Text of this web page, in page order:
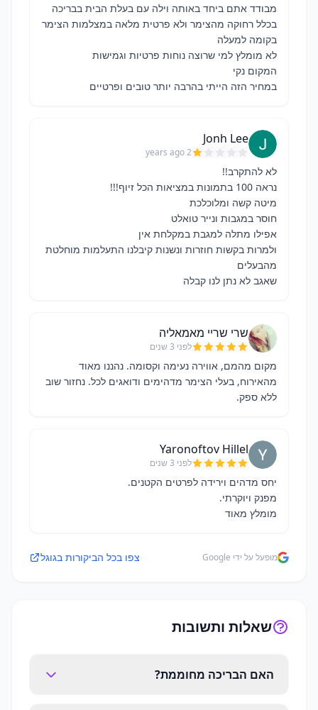
מבודד אתם ביחד באותה וילה עם בעלת הבית בבריכה
בכלל רחוקה מהצימר ולא פרטית מלאה במצלמות הצימר
במחיר הזה הייתי בהרבה יותר טובים ופרטיים
Jonh Lee
2 years ago
ולמרות בקשות חוזרות ונשנות קיבלנו התעלמות מוחלטת
שאגב לא נתן לנו קבלה
שרי שריי מאמאליה
לפני 3 שנים
מקום מהמם, אווירה נעימה וקסומה. נהננו מאוד
מהאירוח, בעלי הצימר מדהימים ודואגים לכל. נחזור שוב
ללא ספק.
Yaronoftov Hillel
לפני 3 שנים
מומלץ מאוד
מופעל על ידי Google צפו בכל הביקורות בגוגל
שאלות ותשובות
האם הבריכה מחוממת?